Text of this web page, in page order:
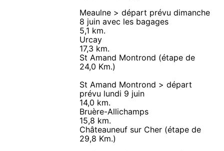
Meaulne > départ prévu dimanche
8 juin avec les bagages
5,1 km.
Urcay
17,3 km.
St Amand Montrond (étape de
24,0 Km.)
St Amand Montrond > départ
prévu lundi 9 juin
14,0 km.
Bruère-Allichamps
15,8 km.
Châteauneuf sur Cher (étape de
29,8 Km.)